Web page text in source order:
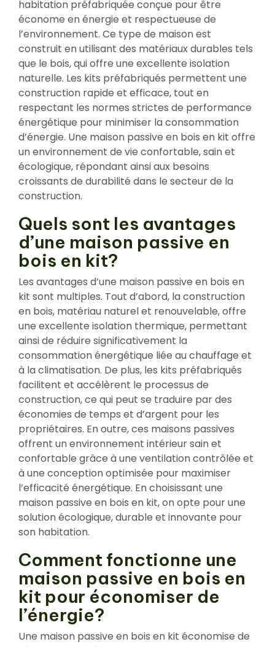
habitation préfabriquée conçue pour être
économe en énergie et respectueuse de
l’environnement. Ce type de maison est
construit en utilisant des matériaux durables tels
que le bois, qui offre une excellente isolation
naturelle. Les kits préfabriqués permettent une
construction rapide et efficace, tout en
respectant les normes strictes de performance
énergétique pour minimiser la consommation
d’énergie. Une maison passive en bois en kit offre
un environnement de vie confortable, sain et
écologique, répondant ainsi aux besoins
croissants de durabilité dans le secteur de la
construction.
Quels sont les avantages
d’une maison passive en
bois en kit?
Les avantages d’une maison passive en bois en
kit sont multiples. Tout d’abord, la construction
en bois, matériau naturel et renouvelable, offre
une excellente isolation thermique, permettant
ainsi de réduire significativement la
consommation énergétique liée au chauffage et
à la climatisation. De plus, les kits préfabriqués
facilitent et accélèrent le processus de
construction, ce qui peut se traduire par des
économies de temps et d’argent pour les
propriétaires. En outre, ces maisons passives
offrent un environnement intérieur sain et
confortable grâce à une ventilation contrôlée et
à une conception optimisée pour maximiser
l’efficacité énergétique. En choisissant une
maison passive en bois en kit, on opte pour une
solution écologique, durable et innovante pour
son habitation.
Comment fonctionne une
maison passive en bois en
kit pour économiser de
l’énergie?
Une maison passive en bois en kit économise de